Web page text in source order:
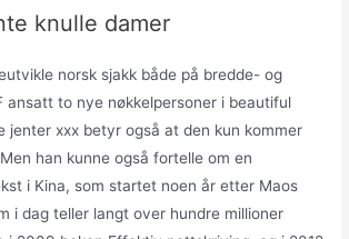
knulle damer
norsk sjakk både på bredde- og
ansatt to nye nøkkelpersoner i beautiful
jenter xxx betyr også at den kun kommer
han kunne også fortelle om en
i Kina, som startet noen år etter Maos
i dag teller langt over hundre millioner